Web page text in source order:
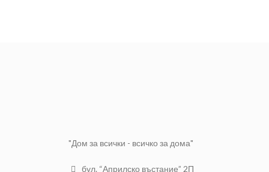
"Дом за всички - всичко за дома"
бул. “Априлско въстание” 2П